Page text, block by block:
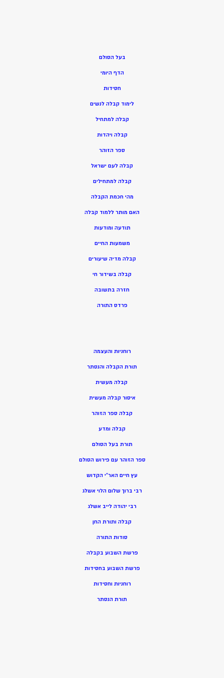
בעל הסולם
הדף היומי
חסידות
לימוד קבלה לנשים
קבלה למתחיל
קבלה ויהדות
ספר הזוהר
קבלה לעם ישראל
קבלה למתחילים
מהי חכמת הקבלה
האם מותר ללמוד קבלה
תודעה ומודעות
משמעות החיים
קבלה מדיה שיעורים
קבלה בשידור חי
חזרה בתשובה
פרדס התורה
רוחניות והעצמה
תורת הקבלה והנסתר
קבלה מעשית
איסור קבלה מעשית
קבלה ספר הזוהר
קבלה ומדע
תורת בעל הסולם
ספר הזוהר עם פירוש הסולם
עץ חיים האר”י הקדוש
רבי ברוך שלום הלוי אשלג
רבי יהודה לייב אשלג
קבלה ותורת החן
סודות התורה
פרשת השבוע בקבלה
פרשת השבוע בחסידות
רוחניות וחסידות
תורת הנסתר